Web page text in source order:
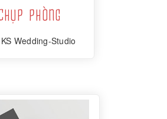
PHÒNG
KS Wedding-Studio